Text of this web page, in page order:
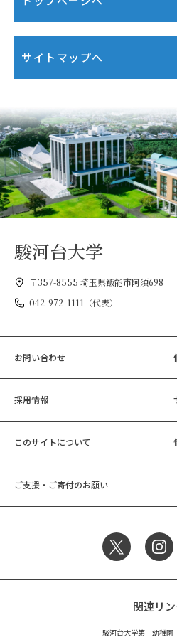
サイトマップへ
駿河台大学
〒357-8555 埼玉県飯能市阿須698
042-972-1111（代表）
お問い合わせ
採用情報
このサイトについて
ご支援・ご寄付のお願い
関連リ
駿河台大学第一幼稚園